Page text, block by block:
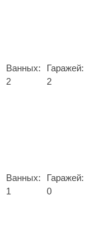
Ванных:
2
Гаражей:
2
Ванных:
1
Гаражей:
0